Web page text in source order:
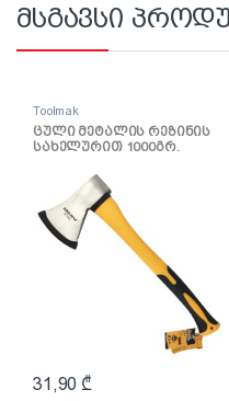
მსგავსი
Toolmak
ცული მეტალის რეზინის
სახელურით 1000გრ.
31,90 ₾